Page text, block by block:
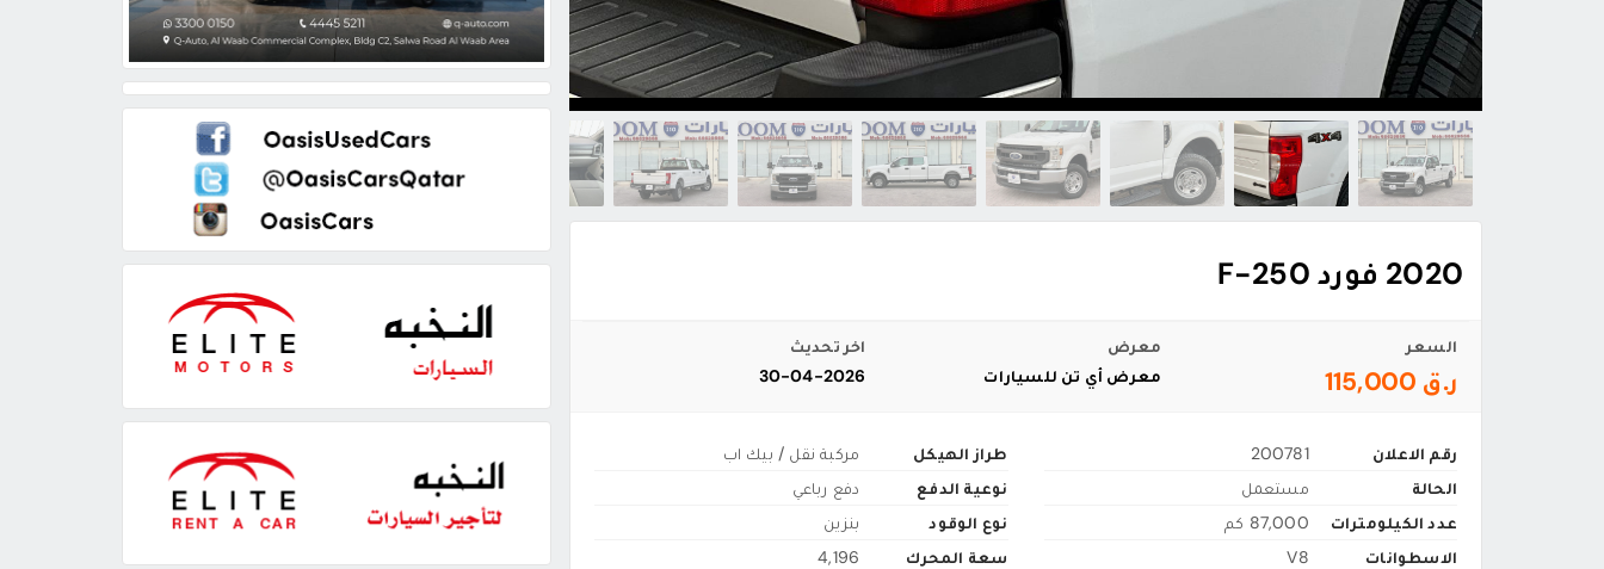
2020 فورد F-250
السعر
ر.ق 115,000
معرض
معرض أي تن للسيارات
اخر تحديث
30-04-2026
رقم الاعلان
200781
الحالة
مستعمل
عدد الكيلومترات
87,000 كم
الاسطوانات
V8
طراز الهيكل
مركبة نقل / بيك اب
نوعية الدفع
دفع رباعي
نوع الوقود
بنزين
سعة المحرك
4,196